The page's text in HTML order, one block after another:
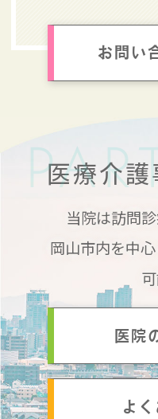
お問い
医療介
当院は訪問
岡山市内を中
医院
よ